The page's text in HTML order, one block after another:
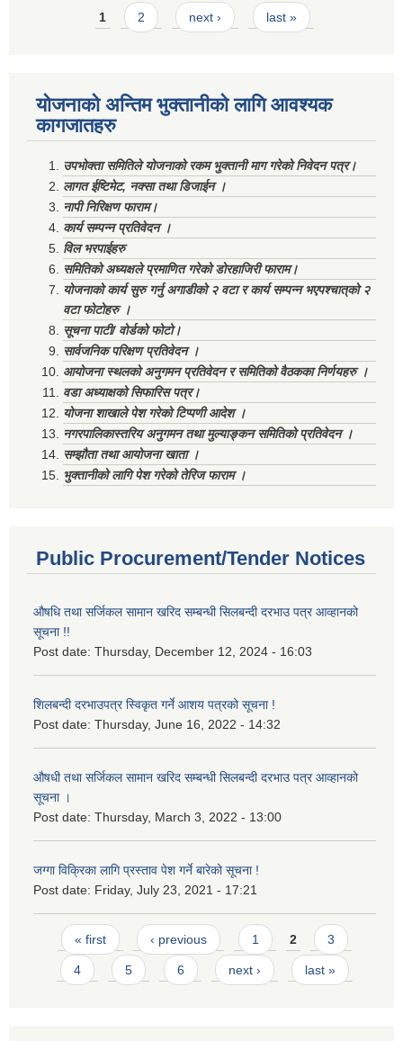
Pages1 2 next › last »
योजनाको अन्तिम भुक्तानीको लागि आवश्यक
कागजातहरु
उपभोक्ता समितिले योजनाको रकम भुक्तानी माग गरेको निवेदन पत्र।
लागत ईष्टिमेट, नक्सा तथा डिजाईन ।
नापी निरिक्षण फाराम।
कार्य सम्पन्न प्रतिवेदन ।
विल भरपाईहरु
समितिको अध्यक्षले प्रमाणित गरेको डोरहाजिरी फाराम।
योजनाको कार्य सुरु गर्नु अगाडीको २ वटा र कार्य सम्पन्न भएपश्चात्‌को २
वटा फोटोहरु ।
सूचना पाटी/ वोर्डको फोटो।
सार्वजनिक परिक्षण प्रतिवेदन ।
आयोजना स्थलको अनुगमन प्रतिवेदन र समितिको वैठकका निर्णयहरु ।
वडा अध्याक्षको सिफारिस पत्र।
योजना शाखाले पेश गरेको टिप्पणी आदेश ।
नगरपालिकास्तरिय अनुगमन तथा मुल्याङ्कन समितिको प्रतिवेदन ।
सम्झौता तथा आयोजना खाता ।
भुक्तानीको लागि पेश गरेको तेरिज फाराम ।
Public Procurement/Tender Notices
औषधि तथा सर्जिकल सामान खरिद सम्बन्धी सिलबन्दी दरभाउ पत्र आव्हानको
सूचना !!
Post date: Thursday, December 12, 2024 - 16:03
शिलबन्दी दरभाउपत्र स्विकृत गर्ने आशय पत्रको सूचना !
Post date: Thursday, June 16, 2022 - 14:32
औषधी तथा सर्जिकल सामान खरिद सम्बन्धी सिलबन्दी दरभाउ पत्र आव्हानको
सूचना ।
Post date: Thursday, March 3, 2022 - 13:00
जग्गा विक्रिका लागि प्रस्ताव पेश गर्ने बारेको सूचना !
Post date: Friday, July 23, 2021 - 17:21
Pages
« first ‹ previous 1 2 3
4 5 6 next › last »